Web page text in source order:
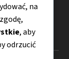
na
, aby
odrzucić